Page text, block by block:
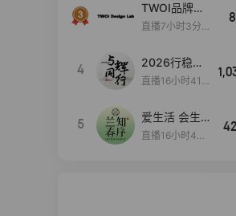
TWOI品牌直
播间新款上
直播7小时3分5
4
2026行稳致
远
直播16小时41
5
爱生活 会生
活
直播16小时45